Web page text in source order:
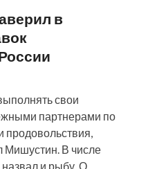
в
свои
партнерами по
продовольствия,
Мишустин. В числе
и рыбу. О